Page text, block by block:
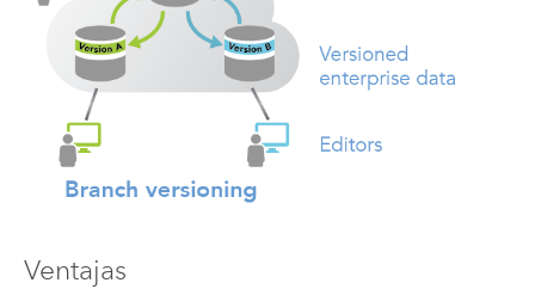
Ventajas